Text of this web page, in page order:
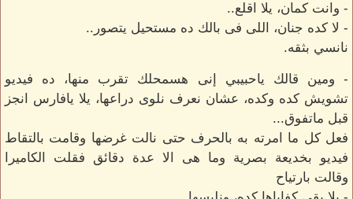
- وانت كمان، يلا اقلع..
- لا كده جنان، اللى فى بالك ده مستحيل يتصور..
نانسي بثقه.
- ومين قالك ياحبيبي إنى هسمحلك تقرب منها، ده فيديو
تشويش كده وكده، عشان نعرف نلوى دراعها، يلا يافارس انجز
قبل ماتفوق...
فعل كل ما امرته به بالحرف حتى نالت غرضها وقامت بالتقاط
فيديو بخديعة بصرية وما هى الا عدة دقائق فقلت الكاميرا
وقالت بارتياح